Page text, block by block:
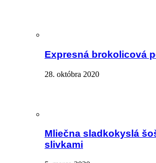
Expresná brokolicová
28. októbra 2020
Mliečna sladkokyslá
slivkami